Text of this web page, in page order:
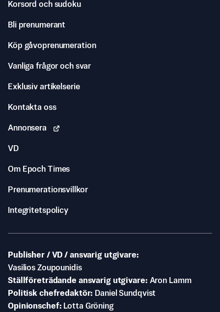
Korsord och sudoku
Bli prenumerant
Köp gåvoprenumeration
Vanliga frågor och svar
Exklusiv artikelserie
Kontakta oss
Annonsera
VD
Om Epoch Times
Prenumerationsvillkor
Integritetspolicy
Publisher / VD / ansvarig utgivare
Vasilios Zoupounidis
Ställföreträdande ansvarig utgivare Aron Lamm
Politisk chefredaktör
Daniel Sundqvist
Opinionschef
Lotta Gröning